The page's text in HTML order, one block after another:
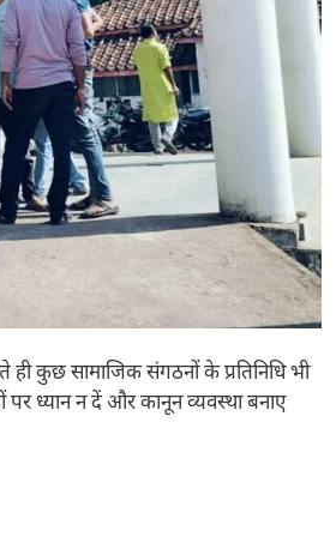
ही कुछ सामाजिक संगठनों के प्रतिनिधि भी
ध्यान न दें और कानून व्यवस्था बनाए